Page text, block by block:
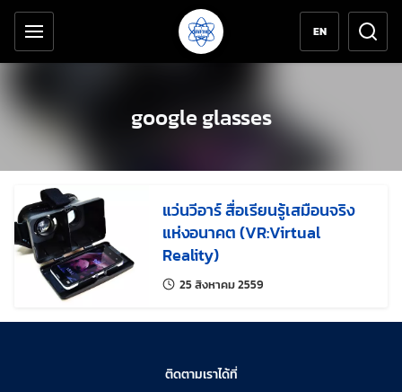
ข้ามไปยังเนื้อหาหลัก
เครื่องมือช่วยเหลือ
EN
google glasses
แว่นวีอาร์ สื่อเรียนรู้เสมือนจริง
แห่งอนาคต (VR:Virtual
Reality)
25 สิงหาคม 2559แก้ไขล่าสุดเมื่อ:
ติดตามเราได้ที่